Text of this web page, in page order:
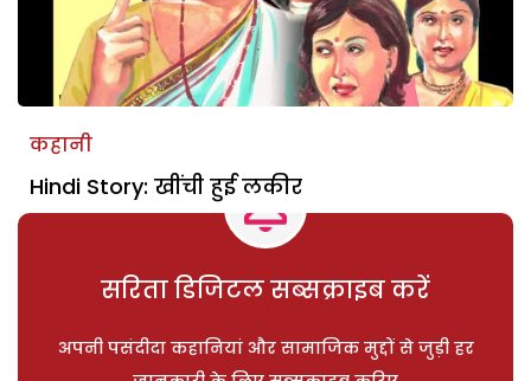
कहानी
Hindi Story: खींची हुई लकीर
सरिता डिजिटल सब्सक्राइब करें
अपनी पसंदीदा कहानियां और सामाजिक मुद्दों से जुड़ी हर